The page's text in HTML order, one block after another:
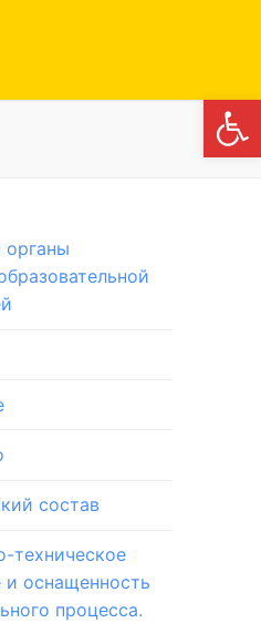
органы
состав
техническое
и оснащенность
процесса.